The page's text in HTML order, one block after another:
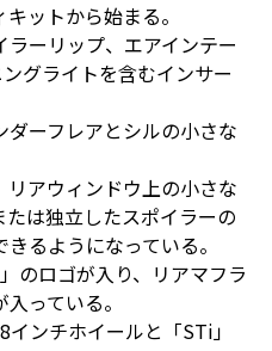
ットから始まる。
ーリップ、エアインテー
グライトを含むインサー
ーフレアとシルの小さな
アウィンドウ上の小さな
は独立したスポイラーの
るようになっている。
のロゴが入り、リアマフラ
っている。
ンチホイールと「STi」